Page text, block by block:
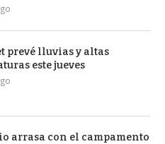
prevé lluvias y altas
este jueves
arrasa con el campamento